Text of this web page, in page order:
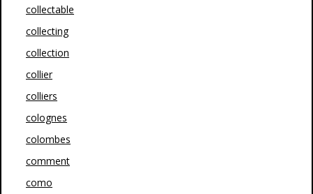
collectable
collecting
collection
collier
colliers
colognes
colombes
comment
como